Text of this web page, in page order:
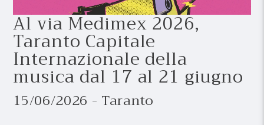
Al via Medimex 2026,
Taranto Capitale
Internazionale della
musica dal 17 al 21 giugno
15/06/2026 - Taranto